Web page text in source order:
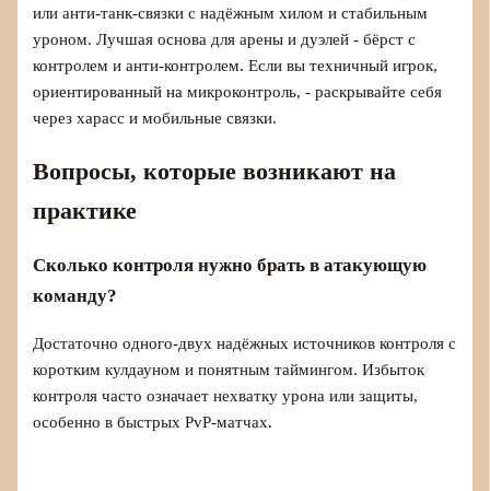
или анти-танк-связки с надёжным хилом и стабильным
уроном. Лучшая основа для арены и дуэлей - бёрст с
контролем и анти-контролем. Если вы техничный игрок,
ориентированный на микроконтроль, - раскрывайте себя
через харасс и мобильные связки.
Вопросы, которые возникают на
практике
Сколько контроля нужно брать в атакующую
команду?
Достаточно одного-двух надёжных источников контроля с
коротким кулдауном и понятным таймингом. Избыток
контроля часто означает нехватку урона или защиты,
особенно в быстрых PvP-матчах.